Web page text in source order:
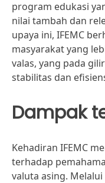
program edukasi
nilai tambah dan
upaya ini, IFEMC
masyarakat yang
valas, yang pada
stabilitas dan
Dampak
Kehadiran IFEMC
terhadap
valuta asing.